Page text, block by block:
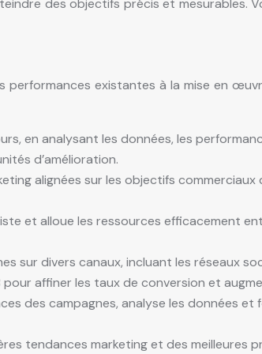
des objectifs précis et mesurables.
performances existantes à la mise en
en analysant les données, les
d’amélioration.
alignées sur les objectifs
et alloue les ressources efficacement
sur divers canaux, incluant les réseaux
affiner les taux de conversion et
des campagnes, analyse les données
tendances marketing et des meilleures